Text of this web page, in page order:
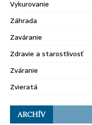
Vykurovanie
Záhrada
Zaváranie
Zdravie a starostlivosť
Zváranie
Zvieratá
ARCHÍV